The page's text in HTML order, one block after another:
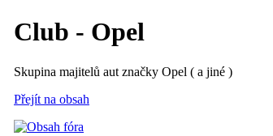
Club - Opel
Skupina majitelů aut značky Opel ( a jiné )
Přejít na obsah